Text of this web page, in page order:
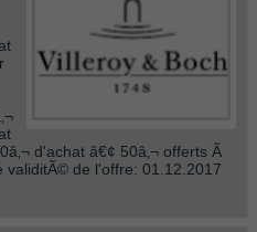
d'achat â€¢ 50â‚¬ offerts Ã
validitÃ© de l'offre: 01.12.2017